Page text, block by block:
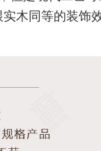
木同等的装饰